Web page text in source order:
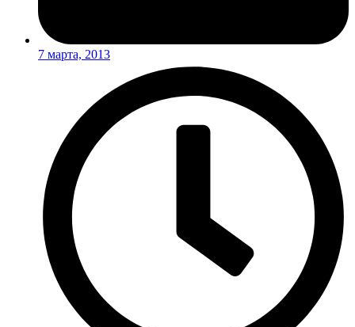
7 марта, 2013